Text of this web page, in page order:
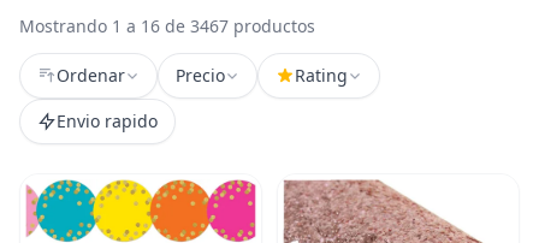
Mostrando 1 a 16 de 3467 productos
Ordenar Precio
Rating
Envio rapido